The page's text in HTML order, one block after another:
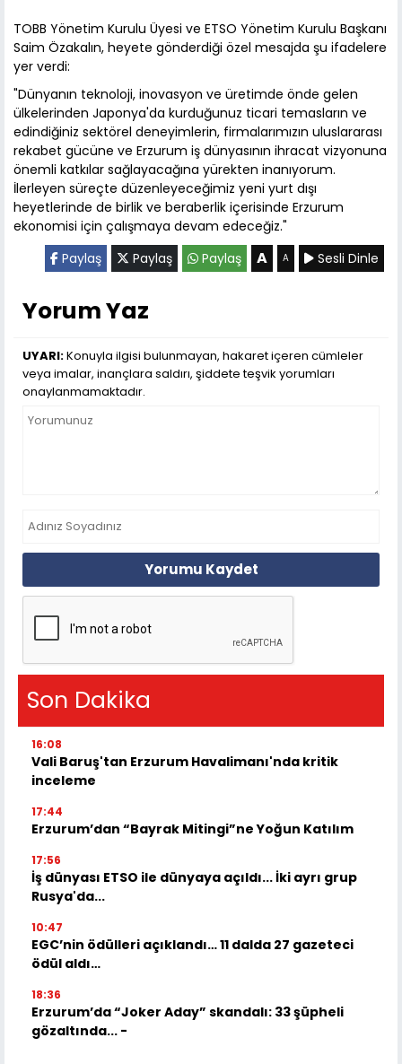
TOBB Yönetim Kurulu Üyesi ve ETSO Yönetim Kurulu Başkanı
Saim Özakalın, heyete gönderdiği özel mesajda şu ifadelere
yer verdi:
"Dünyanın teknoloji, inovasyon ve üretimde önde gelen
ülkelerinden Japonya'da kurduğunuz ticari temasların ve
edindiğiniz sektörel deneyimlerin, firmalarımızın uluslararası
rekabet gücüne ve Erzurum iş dünyasının ihracat vizyonuna
önemli katkılar sağlayacağına yürekten inanıyorum.
İlerleyen süreçte düzenleyeceğimiz yeni yurt dışı
heyetlerinde de birlik ve beraberlik içerisinde Erzurum
ekonomisi için çalışmaya devam edeceğiz."
Paylaş
Paylaş Paylaş A A Sesli Dinle
Yorum Yaz
UYARI:Konuyla ilgisi bulunmayan, hakaret içeren cümleler
veya imalar, inançlara saldırı, şiddete teşvik yorumları
onaylanmamaktadır.
Yorumu Kaydet
Son Dakika
16:08
Vali Baruş'tan Erzurum Havalimanı'nda kritik
inceleme
17:44
Erzurum’dan “Bayrak Mitingi”ne Yoğun Katılım
17:56
İş dünyası ETSO ile dünyaya açıldı... İki ayrı grup
Rusya'da...
10:47
EGC’nin ödülleri açıklandı… 11 dalda 27 gazeteci
ödül aldı…
18:36
Erzurum’da “Joker Aday” skandalı: 33 şüpheli
gözaltında... -